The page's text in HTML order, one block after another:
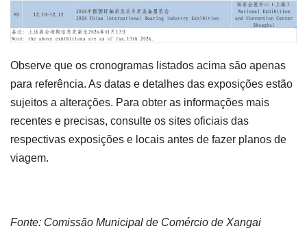
Observe que os cronogramas listados acima são apenas
para referência. As datas e detalhes das exposições estão
sujeitos a alterações. Para obter as informações mais
recentes e precisas, consulte os sites oficiais das
respectivas exposições e locais antes de fazer planos de
viagem.
Fonte: Comissão Municipal de Comércio de Xangai